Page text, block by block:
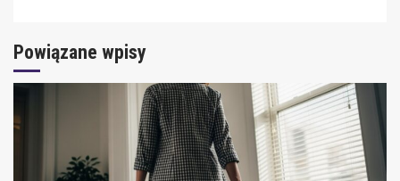
Powiązane wpisy